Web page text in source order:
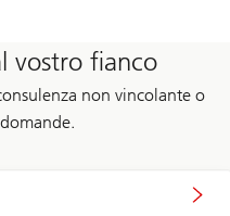
vostro fianco
non vincolante o